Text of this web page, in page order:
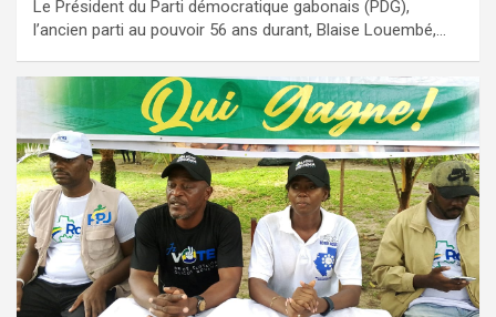
Le Président du Parti démocratique gabonais (PDG),
l’ancien parti au pouvoir 56 ans durant, Blaise Louembé,…